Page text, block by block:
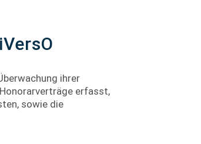
ihrer
erfasst,
sowie die